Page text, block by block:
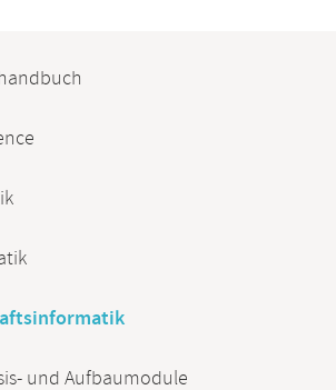
und Aufbaumodule